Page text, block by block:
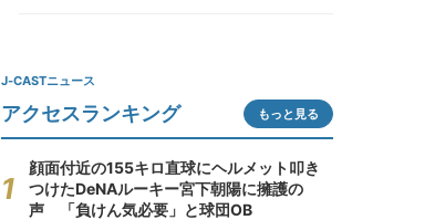
J-CASTニュース
アクセスランキング もっと見る
顔面付近の155キロ直球にヘルメット叩き
つけたDeNAルーキー宮下朝陽に擁護の
声 「負けん気必要」と球団OB